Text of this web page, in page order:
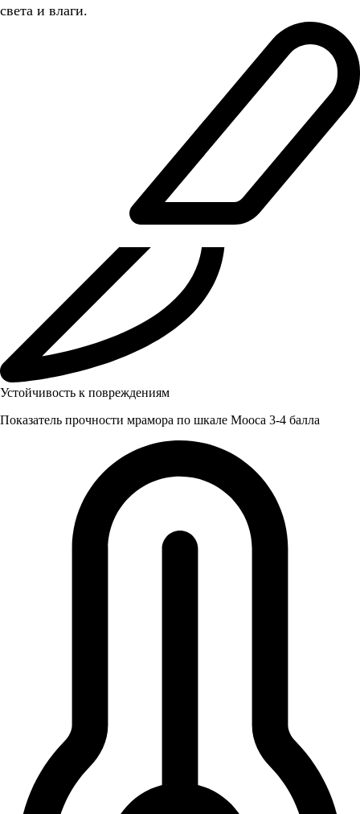
света и влаги.
Устойчивость к повреждениям
Показатель прочности мрамора по шкале Мооса 3-4 балла